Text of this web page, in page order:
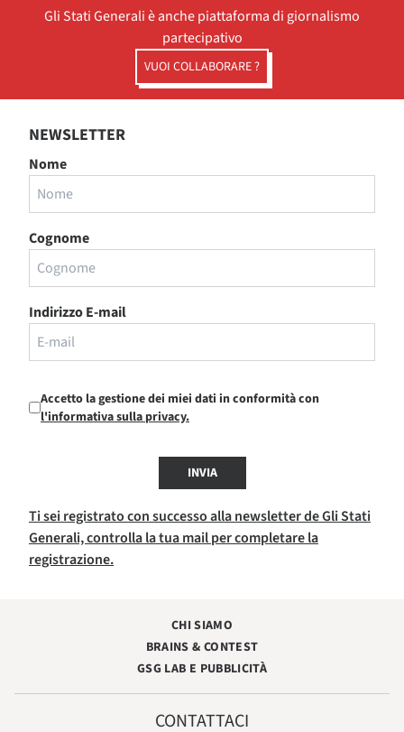
Gli Stati Generali è anche piattaforma di giornalismo
partecipativo
VUOI COLLABORARE ?
NEWSLETTER
Nome
Cognome
Indirizzo E-mail
Accetto la gestione dei miei dati in conformità con
l'informativa sulla privacy.
INVIA
Ti sei registrato con successo alla newsletter de Gli Stati
Generali, controlla la tua mail per completare la
registrazione.
CHI SIAMO
BRAINS & CONTEST
GSG LAB E PUBBLICITÀ
CONTATTACI